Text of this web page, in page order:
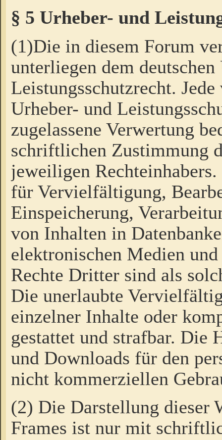
§ 5 Urheber- und
(1)Die in diesem Forum
unterliegen dem
Leistungsschutzrecht.
Urheber- und
zugelassene Verwertung
schriftlichen Zustimmung
jeweiligen
für Vervielfältigung,
Einspeicherung,
von Inhalten in
elektronischen Medien
Rechte Dritter sind als
Die unerlaubte
einzelner Inhalte oder
gestattet und strafbar. Die
und Downloads für den
nicht kommerziellen
(2) Die Darstellung dieser
Frames ist nur mit